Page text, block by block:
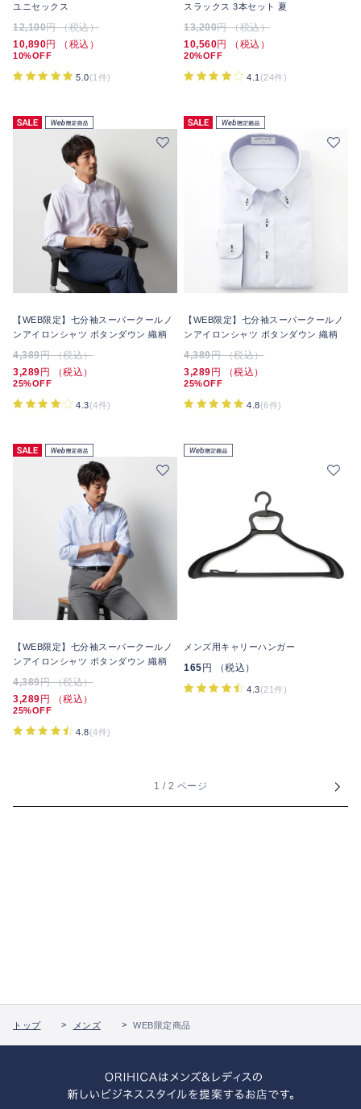
ユニセックス
12,100円 （税込）
10,890円 （税込）
10%OFF
5.0(1件)
スラックス 3本セット 夏
13,200円 （税込）
10,560円 （税込）
20%OFF
4.1 (24件)
【WEB限定】七分袖スーパークールノ
ンアイロンシャツ ボタンダウン 織柄
4,389円 （税込）
3,289円 （税込）
25%OFF
4.3(4件)
【WEB限定】七分袖スーパークールノ
ンアイロンシャツ ボタンダウン 織柄
4,389円 （税込）
3,289円 （税込）
25%OFF
4.8(6件)
【WEB限定】七分袖スーパークールノ
ンアイロンシャツ ボタンダウン 織柄
4,389円 （税込）
3,289 円 （税込）
25%OFF
4.8(4件)
メンズ用キャリーハンガー
165 円 （税込）
4.3(21件)
1 / 2 ページ
トップ メンズ WEB限定商品